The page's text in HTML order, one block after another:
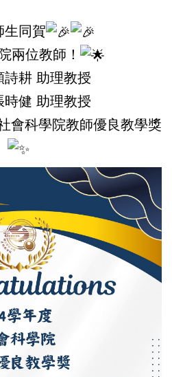
生同賀
兩位教師！
詩耕 助理教授
時健 助理教授
會科學院教師優良教學獎